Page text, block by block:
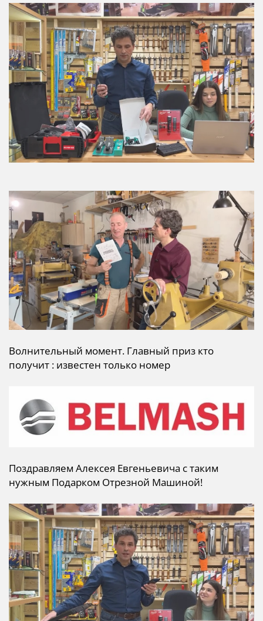
Волнительный момент. Главный приз кто
получит : известен только номер
Поздравляем Алексея Евгеньевича с таким
нужным Подарком Отрезной Машиной!